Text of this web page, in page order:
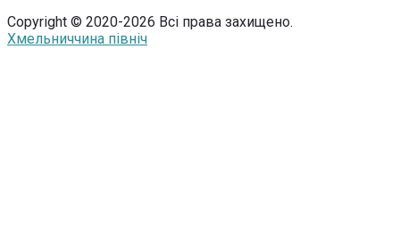
Copyright © 2020-2026 Всі права захищено.
Хмельниччина північ